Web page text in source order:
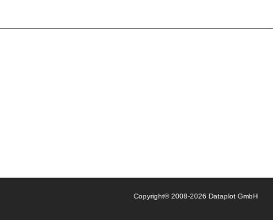
Copyright© 2008-2026 Dataplot GmbH